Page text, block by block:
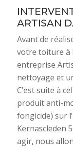
ARTISAN
Avant de
votre toiture à
entreprise
nettoyage et
C’est suite à
produit anti-
fongicide) sur
Kernascleden
agir, nous